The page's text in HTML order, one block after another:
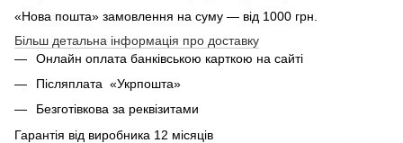
«Нова пошта» замовлення на суму — від 1000 грн.
Більш детальна інформація про доставку
Онлайн оплата банківською карткою на сайті
Післяплата «Укрпошта»
Безготівкова за реквізитами
Гарантія від виробника 12 місяців